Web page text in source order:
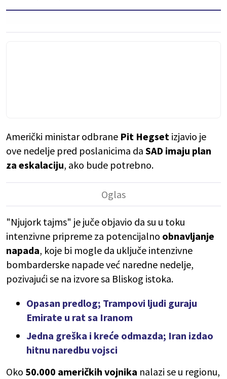
Američki ministar odbrane Pit Hegset izjavio je
ove nedelje pred poslanicima da SAD imaju plan
za eskalaciju, ako bude potrebno.
"Njujork tajms" je juče objavio da su u toku
intenzivne pripreme za potencijalno obnavljanje
napada, koje bi mogle da uključe intenzivne
bombarderske napade već naredne nedelje,
pozivajući se na izvore sa Bliskog istoka.
Opasan predlog; Trampovi ljudi guraju
Emirate u rat sa Iranom
Jedna greška i kreće odmazda; Iran izdao
hitnu naredbu vojsci
Oko 50.000 američkih vojnika nalazi se u regionu,